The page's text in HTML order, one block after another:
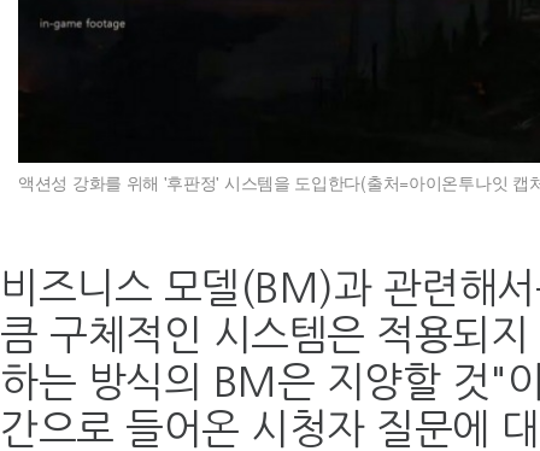
액션성 강화를 위해 '후판정' 시스템을 도입한다(출처=아이온투나잇 캡
비즈니스 모델(BM)과 관련해
큼 구체적인 시스템은 적용되
하는 방식의 BM은 지양할 것"
간으로 들어온 시청자 질문에